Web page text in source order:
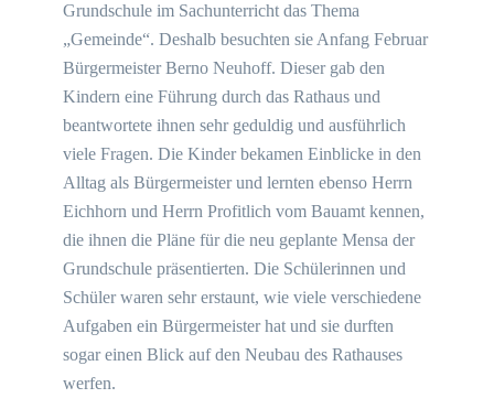
Grundschule im Sachunterricht das Thema
„Gemeinde“. Deshalb besuchten sie Anfang Februar
Bürgermeister Berno Neuhoff. Dieser gab den
Kindern eine Führung durch das Rathaus und
beantwortete ihnen sehr geduldig und ausführlich
viele Fragen. Die Kinder bekamen Einblicke in den
Alltag als Bürgermeister und lernten ebenso Herrn
Eichhorn und Herrn Profitlich vom Bauamt kennen,
die ihnen die Pläne für die neu geplante Mensa der
Grundschule präsentierten. Die Schülerinnen und
Schüler waren sehr erstaunt, wie viele verschiedene
Aufgaben ein Bürgermeister hat und sie durften
sogar einen Blick auf den Neubau des Rathauses
werfen.